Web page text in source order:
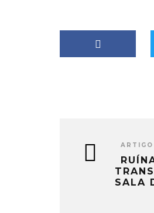
SALA